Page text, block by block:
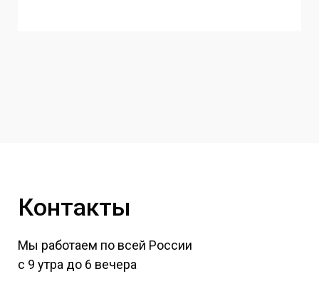
Контакты
Мы работаем по всей России
с 9 утра до 6 вечера